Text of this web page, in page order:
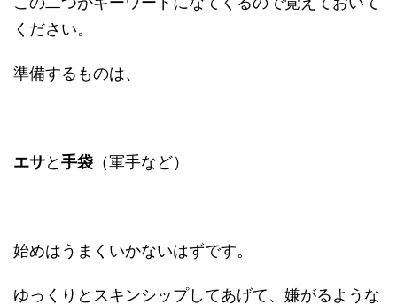
ください。
準備するものは、
エサと手袋 （軍手など）
始めはうまくいかないはずです。
ゆっくりとスキンシップしてあげて、嫌がるような